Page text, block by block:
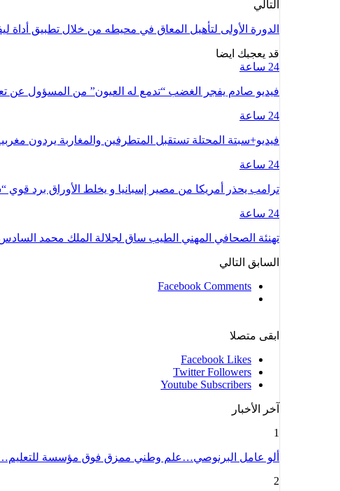
التالي
الدورة الأولى لتأهيل المعاق في محيطه من خلال تطبيق أداة
قد يعجبك ايضا
24 ساعة
فيديو صادم يفجر الغضب “تدمع له العيون” من المسؤول عن
24 ساعة
فيديو+سبتة المحتلة تستقبل المتطرفين والمغاربة يردون
24 ساعة
ترامب يحذر أمريكا من مصير إسبانيا و يخلط الأوراق برد
24 ساعة
تهنئة الصحافي المهني الطيب ساق لجلالة الملك محمد
السابق التالي
Facebook Comments
ابقى متصلا
Facebook Likes
Twitter Followers
Youtube Subscribers
آخر الأخبار
1
ألو عامل البرنوصي…علم وطني ممزق فوق مؤسسة
2